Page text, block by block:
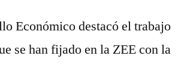
Económico destacó el trabajo
se han fijado en la ZEE con la